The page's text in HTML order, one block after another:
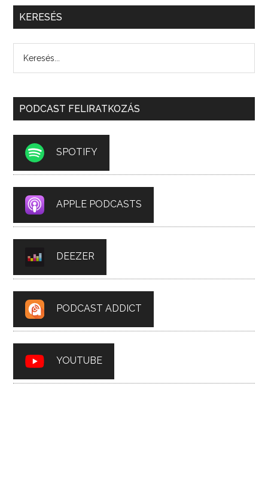
KERESÉS
PODCAST FELIRATKOZÁS
SPOTIFY
APPLE PODCASTS
DEEZER
PODCAST ADDICT
YOUTUBE